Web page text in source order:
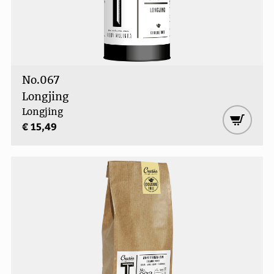
No.067
Longjing
Longjing
€ 15,49